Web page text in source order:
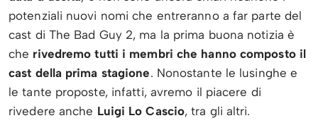
potenziali nuovi nomi che entreranno a far parte del
cast di The Bad Guy 2, ma la prima buona notizia è
che rivedremo tutti i membri che hanno composto il
cast della prima stagione. Nonostante le lusinghe e
le tante proposte, infatti, avremo il piacere di
rivedere anche Luigi Lo Cascio, tra gli altri.